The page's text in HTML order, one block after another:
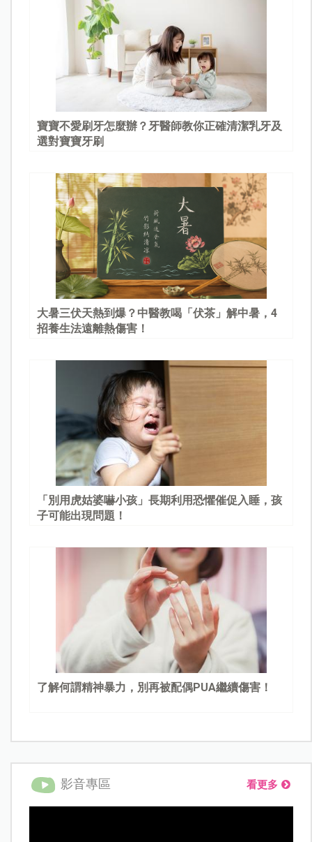
寶寶不愛刷牙怎麼辦？牙醫師教你正確清潔乳牙及
選對寶寶牙刷
大暑三伏天熱到爆？中醫教喝「伏茶」解中暑，4
招養生法遠離熱傷害！
「別用虎姑婆嚇小孩」長期利用恐懼催促入睡，孩
子可能出現問題！
了解何謂精神暴力，別再被配偶PUA繼續傷害！
影音專區 看更多